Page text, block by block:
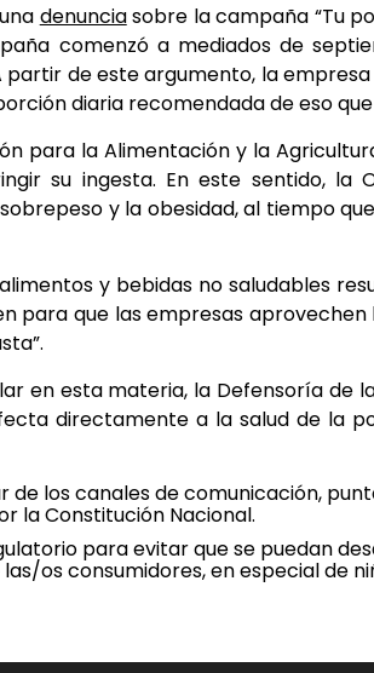
denunciasobre la campaña “Tu
comenzó a mediados de
partir de este argumento, la
diaria recomendada de eso
para la Alimentación y la
su ingesta. En este sentido, la
y la obesidad, al tiempo
y bebidas no saludables
para que las empresas
en esta materia, la Defensoría de
directamente a la salud de la
los canales de comunicación,
la Constitución Nacional.
para evitar que se puedan
os consumidores, en especial de